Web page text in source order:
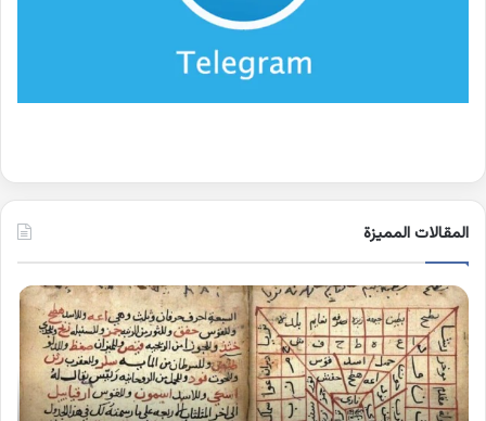
المقالات المميزة
اسماء
الجن
في
كتاب
شمس
المعارف